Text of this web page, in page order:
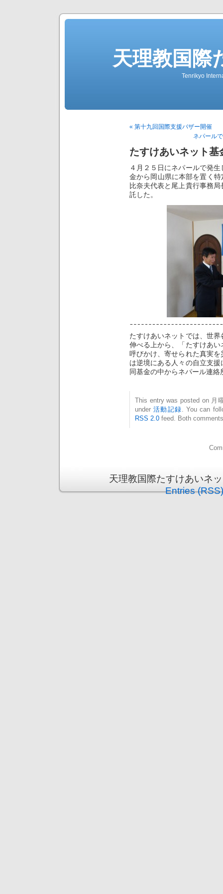
天理教国際
Tenrikyo
« 第十九回国際支援バザー開催
ネパール
たすけあいネット
４月２５日にネパールで発
金から岡山県に本部を置く
比奈夫代表と尾上貴行事務
託した。
たすけあいネットでは、世
伸べる上から、「たすけあ
呼びかけ、寄せられた真実
は逆境にある人々の自立支
同基金の中からネパール連
This entry was posted on 月
under活動記録 . You can
RSS 2.0 feed. Both
天理教国際たすけあいネ
Entries (RSS)